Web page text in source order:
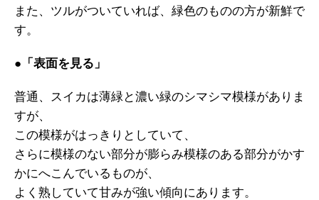
また、ツルがついていれば、緑色のものの方が新鮮で
す。
●「表面を見る」
普通、スイカは薄緑と濃い緑のシマシマ模様がありま
すが、
この模様がはっきりとしていて、
さらに模様のない部分が膨らみ模様のある部分がかす
かにへこんでいるものが、
よく熟していて甘みが強い傾向にあります。